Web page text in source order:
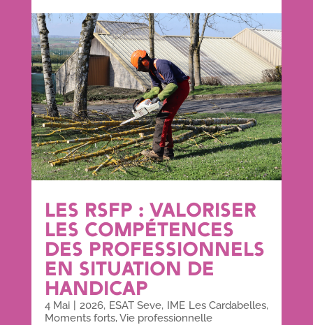
LES RSFP : VALORISER
LES COMPÉTENCES
DES PROFESSIONNELS
EN SITUATION DE
HANDICAP
4 Mai 2026, ESAT Seve, IME Les Cardabelles,
Moments forts,Vie professionnelle